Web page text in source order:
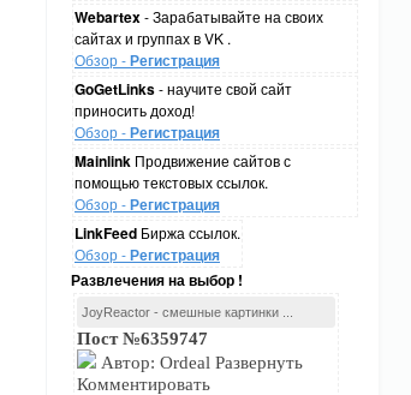
Webartex- Зарабатывайте на своих
сайтах и группах в VK .
Обзор -Регистрация
GoGetLinks- научите свой сайт
приносить доход!
Обзор -Регистрация
Mainlink Продвижение сайтов с
помощью текстовых ссылок.
Обзор -Регистрация
LinkFeed Биржа ссылок.
Обзор -Регистрация
Развлечения на выбор !
JoyReactor - смешные картинки ...
Пост №6359747
Автор: Ordeal Развернуть
Комментировать